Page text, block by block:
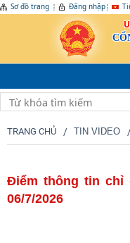
Sơ đồ trang Đăng nhập
TRANG CHỦ TIN VIDEO
Điểm thông tin chỉ
06/7/2026